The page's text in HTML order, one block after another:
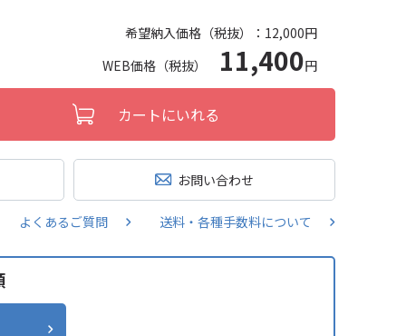
希望納入価格（税抜）： 12,000円
WEB価格（税抜） 11,400円
カートにいれる
お問い合わせ
よくあるご質問 送料・各種手数料について